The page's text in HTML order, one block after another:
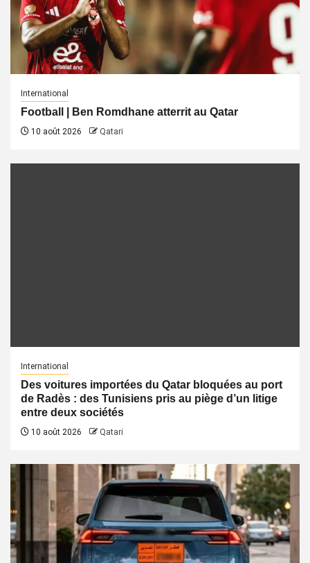
International
Football | Ben Romdhane atterrit au Qatar
10 août 2026 Qatari
International
Des voitures importées du Qatar bloquées au port
de Radès : des Tunisiens pris au piège d’un litige
entre deux sociétés
10 août 2026 Qatari